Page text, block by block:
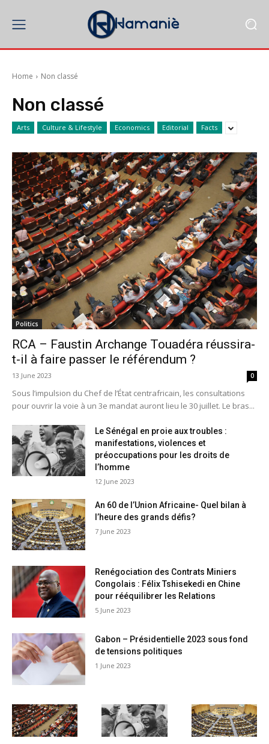
Home Non classé
Non classé
Arts Culture & Lifestyle Economics Editorial Facts
Politics
RCA – Faustin Archange Touadéra réussira-
t-il à faire passer le référendum ?
13 June 2023 0
Sous l’impulsion du Chef de l’État centrafricain, les consultations
pour ouvrir la voie à un 3e mandat auront lieu le 30 juillet. Le bras...
Le Sénégal en proie aux troubles :
manifestations, violences et
préoccupations pour les droits de
l’homme
12 June 2023
An 60 de l’Union Africaine- Quel bilan à
l’heure des grands défis?
7 June 2023
Renégociation des Contrats Miniers
Congolais : Félix Tshisekedi en Chine
pour rééquilibrer les Relations
5 June 2023
Gabon – Présidentielle 2023 sous fond
de tensions politiques
1 June 2023